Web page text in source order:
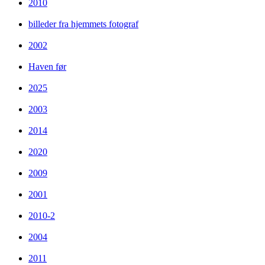
2010
billeder fra hjemmets fotograf
2002
Haven før
2025
2003
2014
2020
2009
2001
2010-2
2004
2011